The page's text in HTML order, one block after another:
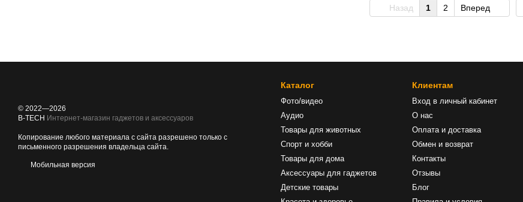
Назад 1 2 Вперед
© 2022—2026
B-TECH Интернет-магазин гаджетов и аксессуаров
Копирование любого материала с сайта разрешено только с
письменного разрешения владельца сайта.
Мобильная версия
Каталог
Фото/видео
Аудио
Товары для животных
Спорт и хобби
Товары для дома
Аксессуары для гаджетов
Детские товары
Клиентам
Вход в личный кабинет
О нас
Оплата и доставка
Обмен и возврат
Контакты
Отзывы
Блог